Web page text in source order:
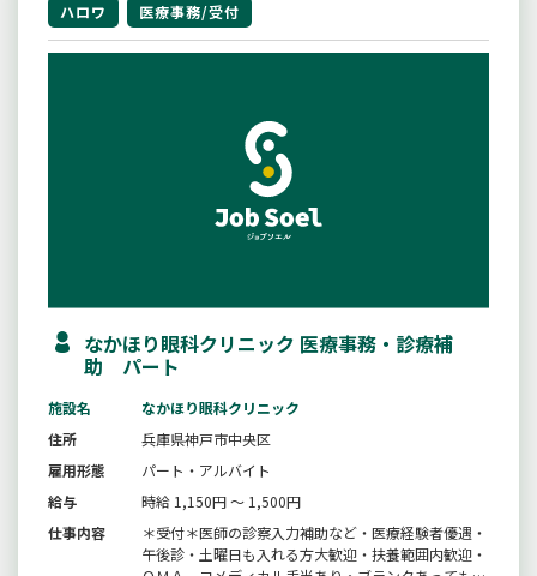
ハロワ 医療事務/受付
なかほり眼科クリニック 医療事務・診療補
助 パート
施設名
なかほり眼科クリニック
住所
兵庫県神戸市中央区
雇用形態
パート・アルバイト
給与
時給 1,150円 ～ 1,500円
仕事内容
＊受付＊医師の診察入力補助など・医療経験者優遇・
午後診・土曜日も入れる方大歓迎・扶養範囲内歓迎・